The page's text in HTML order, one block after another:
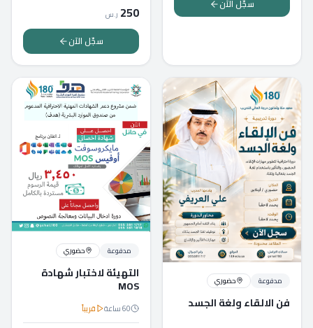
سجّل الآن 250 ر.س
سجّل الآن
مدفوعة حضوري
فن الالقاء ولغة الجسد
مدفوعة حضوري
التهيئة لاختبار شهادة
MOS
60ساعة قريباً